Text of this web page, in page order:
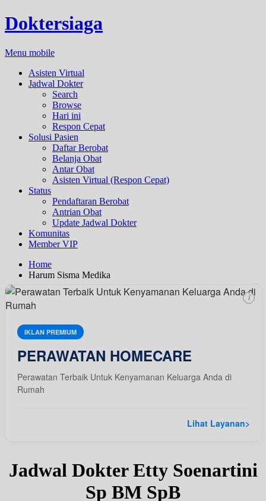
Doktersiaga
Menu mobile
Asisten Virtual
Jadwal Dokter
Search
Browse
Hari ini
Respon Cepat
Solusi Pasien
Daftar Berobat
Belanja Obat
Antar Obat
Asisten Virtual (Respon Cepat)
Status
Pendaftaran Berobat
Antrian Obat
Update Jadwal Dokter
Komunitas
Member VIP
Home
Harum Sisma Medika
IKLAN PREMIUM
PERAWATAN HOMECARE
Perawatan Terbaik Untuk Kenyamanan Keluarga Anda di
Rumah
Lihat Layanan>
i
Jadwal Dokter Etty Soenartini
Sp BM SpB